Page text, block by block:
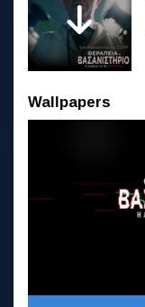
Wallpapers